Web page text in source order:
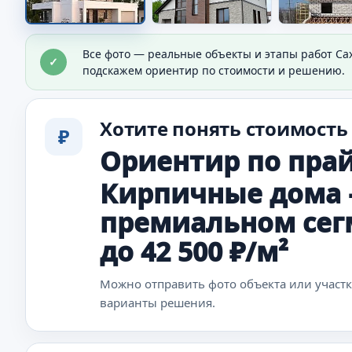
Дом на участке
Видно общий результат строительства и
✓
Все фото — реальные объекты и этапы работ
подскажем ориентир по стоимости и решению.
₽ Хотите понять
Ориентир по
Кирпичные дома
премиальном
до 42 500 ₽/м²
Можно отправить фото объекта или
варианты решения.